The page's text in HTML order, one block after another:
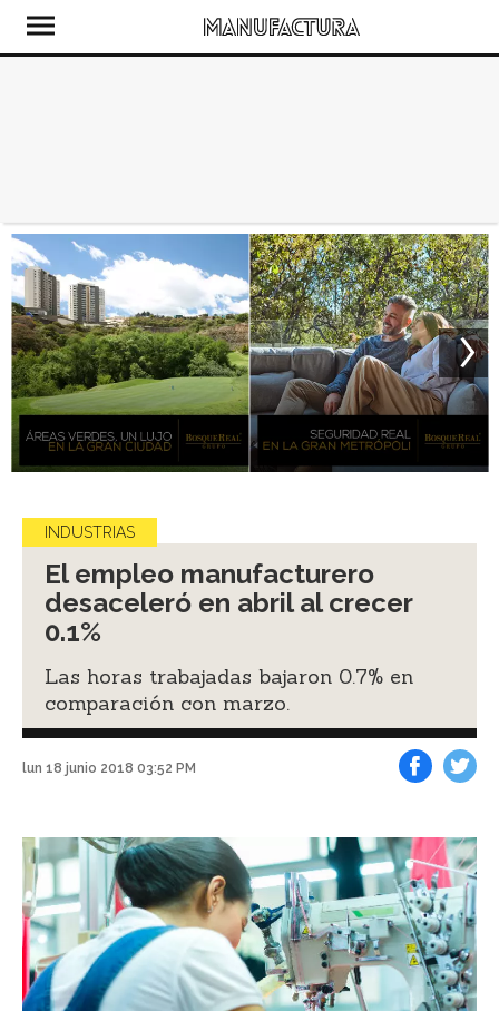
INDUSTRIAS
El empleo manufacturero
desaceleró en abril al crecer
0.1%
Las horas trabajadas bajaron 0.7% en
comparación con marzo.
lun 18 junio 2018 03:52 PM